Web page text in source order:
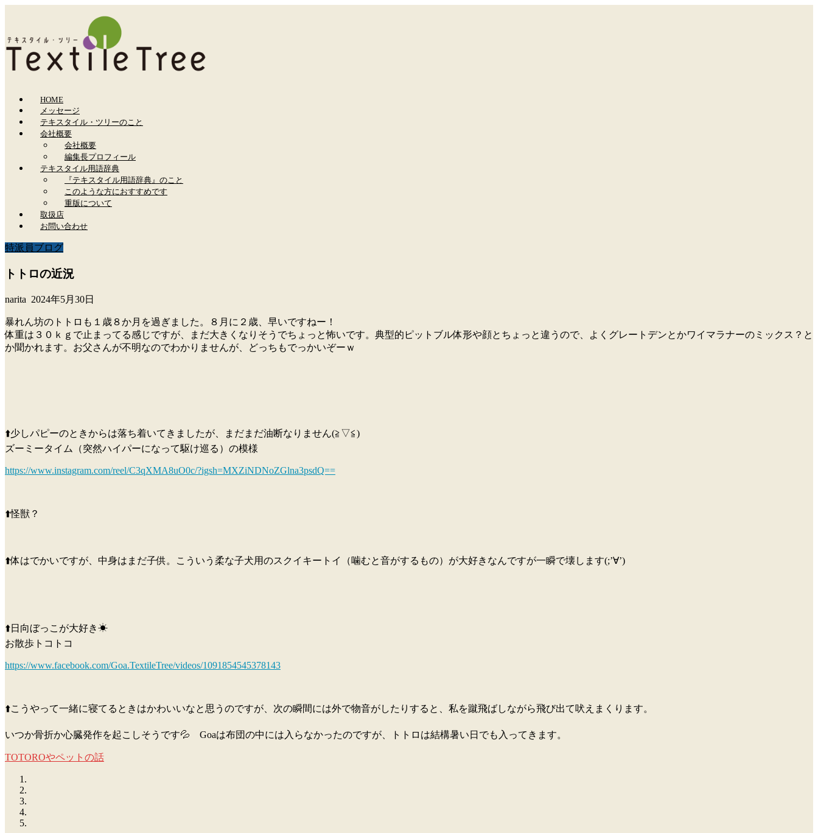
HOME
メッセージ
テキスタイル・ツリーのこと
会社概要
会社概要
編集長プロフィール
テキスタイル用語辞典
『テキスタイル用語辞典』のこと
このような方におすすめです
重版について
取扱店
お問い合わせ
特派員ブログ
トトロの近況
narita 2024年5月30日
暴れん坊のトトロも１歳８か月を過ぎました。８月に２歳、早いですねー！
体重は３０ｋｇで止まってる感じですが、まだ大きくなりそうでちょっと怖いです。典型的ピットブル体形や顔とちょっと違うので、よくグレートデンとかワイマラナーのミックス？と
か聞かれます。お父さんが不明なのでわかりませんが、どっちもでっかいぞーｗ
⬆️少しパピーのときからは落ち着いてきましたが、まだまだ油断なりません(≧▽≦)
ズーミータイム（突然ハイパーになって駆け巡る）の模様
https://www.instagram.com/reel/C3qXMA8uO0c/?igsh=MXZiNDNoZGlna3psdQ==
⬆️怪獣？
⬆️体はでかいですが、中身はまだ子供。こういう柔な子犬用のスクイキートイ（噛むと音がするもの）が大好きなんですが一瞬で壊します(;’∀’)
⬆️日向ぼっこが大好き☀
お散歩トコトコ
https://www.facebook.com/Goa.TextileTree/videos/1091854545378143
⬆️こうやって一緒に寝てるときはかわいいなと思うのですが、次の瞬間には外で物音がしたりすると、私を蹴飛ばしながら飛び出て吠えまくります。
いつか骨折か心臓発作を起こしそうです💦 Goaは布団の中には入らなかったのですが、トトロは結構暑い日でも入ってきます。
TOTOROやペットの話